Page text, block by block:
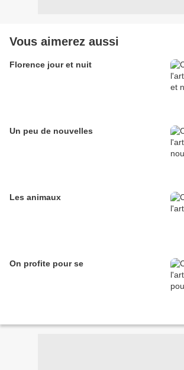
Vous aimerez aussi
Florence jour et nuit
Un peu de nouvelles
Les animaux
On profite pour se